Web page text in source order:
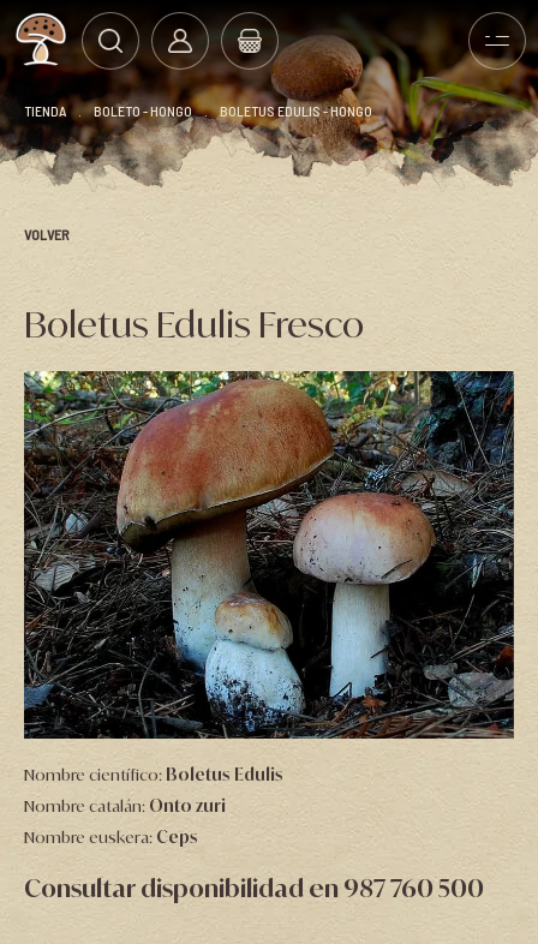
TIENDA BOLETO - HONGO . BOLETUS EDULIS - HONGO
VOLVER
Boletus Edulis Fresco
Nombre científico: Boletus Edulis
Nombre catalán: Onto zuri
Nombre euskera: Ceps
Consultar disponibilidad en 987 760 500